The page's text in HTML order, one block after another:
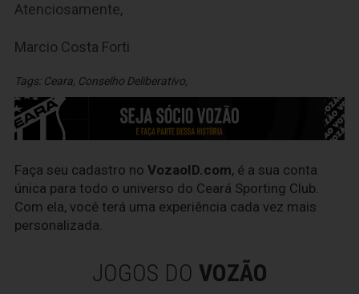
Atenciosamente,
Marcio Costa Forti
Tags: Ceara, Conselho Deliberativo,
Faça seu cadastro no VozaoID.com, é a sua conta
única para todo o universo do Ceará Sporting Club.
Com ela, você terá uma experiência cada vez mais
personalizada.
JOGOS DO VOZÃO